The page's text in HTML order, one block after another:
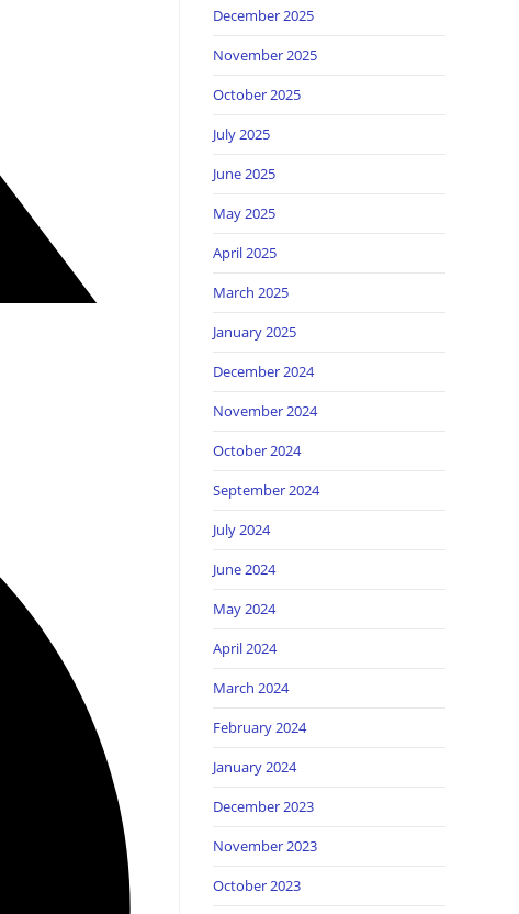
December 2025
November 2025
October 2025
July 2025
June 2025
May 2025
April 2025
March 2025
January 2025
December 2024
November 2024
October 2024
September 2024
July 2024
June 2024
May 2024
April 2024
March 2024
February 2024
January 2024
December 2023
November 2023
October 2023